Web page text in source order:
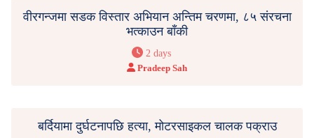
वीरगन्जमा सडक विस्तार अभियान अन्तिम चरणमा, ८५ संरचना
भत्काउन बाँकी
2 days
Pradeep Sah
बर्दियामा दुर्घटनापछि हत्या, मोटरसाइकल चालक पक्राउ